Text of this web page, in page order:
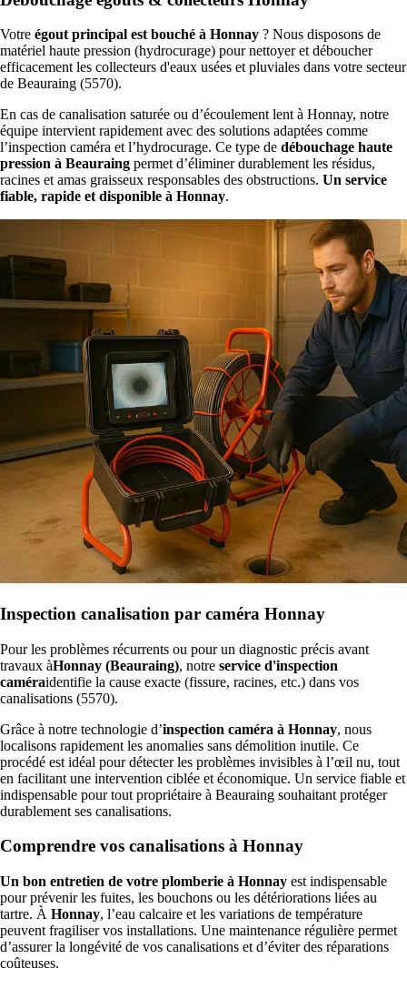
Votre égout principal est bouché à Honnay ? Nous disposons de
matériel haute pression (hydrocurage) pour nettoyer et déboucher
efficacement les collecteurs d'eaux usées et pluviales dans votre secteur
de Beauraing (5570).
En cas de canalisation saturée ou d’écoulement lent à Honnay, notre
équipe intervient rapidement avec des solutions adaptées comme
l’inspection caméra et l’hydrocurage. Ce type de débouchage haute
pression à Beauraing permet d’éliminer durablement les résidus,
racines et amas graisseux responsables des obstructions. Un service
fiable, rapide et disponible à Honnay.
Inspection canalisation par caméra Honnay
Pour les problèmes récurrents ou pour un diagnostic précis avant
travaux àHonnay (Beauraing), notre service d'inspection
caméraidentifie la cause exacte (fissure, racines, etc.) dans vos
canalisations (5570).
Grâce à notre technologie d’inspection caméra à Honnay, nous
localisons rapidement les anomalies sans démolition inutile. Ce
procédé est idéal pour détecter les problèmes invisibles à l’œil nu, tout
en facilitant une intervention ciblée et économique. Un service fiable et
indispensable pour tout propriétaire à Beauraing souhaitant protéger
durablement ses canalisations.
Comprendre vos canalisations à Honnay
Un bon entretien de votre plomberie à Honnay est indispensable
pour prévenir les fuites, les bouchons ou les détériorations liées au
tartre. À Honnay, l’eau calcaire et les variations de température
peuvent fragiliser vos installations. Une maintenance régulière permet
d’assurer la longévité de vos canalisations et d’éviter des réparations
coûteuses.